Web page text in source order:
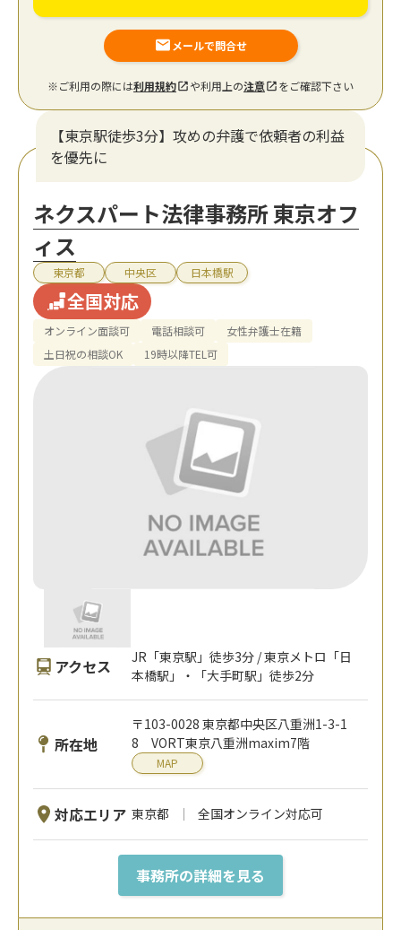
メールで問合せ
※ご利用の際には利用規約 や利用上の注意 をご確認下さい
【東京駅徒歩3分】攻めの弁護で依頼者の利益
を優先に
ネクスパート法律事務所 東京オフ
ィス
東京都 中央区 日本橋駅
全国対応
オンライン面談可 電話相談可
女性弁護士在籍
土日祝の相談OK
19時以降TEL可
アクセス
JR「東京駅」徒歩3分 / 東京メトロ「日
本橋駅」・「大手町駅」徒歩2分
所在地
〒103-0028 東京都中央区八重洲1-3-1
8 VORT東京八重洲maxim7階
MAP
対応エリア 東京都 全国オンライン対応可
事務所の詳細を見る